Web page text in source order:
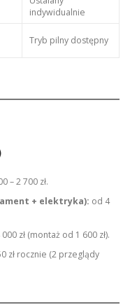
indywidualnie
Tryb pilny dostępny
– 2 700 zł.
+ elektryka): od 4
zł (montaż od 1 600 zł).
zł rocznie (2 przeglądy